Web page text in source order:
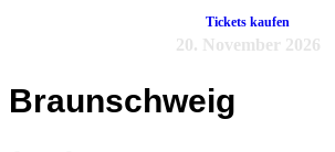
Tickets kaufen
20. November 2026
Braunschweig